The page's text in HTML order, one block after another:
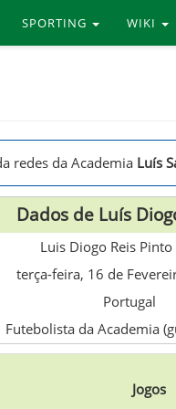
SPORTING WIKI
redes da Academia Luís
Dados de Luís
Luis Diogo Reis Pinto
terça-feira, 16 de
Portugal
Futebolista da Academia
Jogos